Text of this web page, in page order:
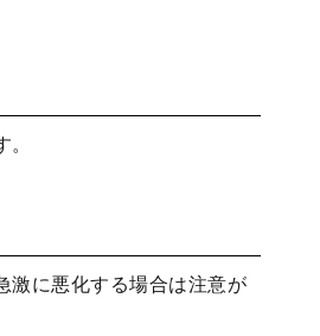
激に悪化する場合は注意が